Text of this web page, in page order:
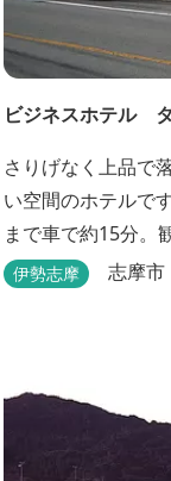
ビジネスホテル
さりげなく上品で
い空間のホテルで
まで車で約15分。
伊勢志摩 志摩市